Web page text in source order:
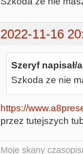
2022-11-16
Szeryf napisał/
Szkoda ze nie
https://
przez tutejszych
Moje skany